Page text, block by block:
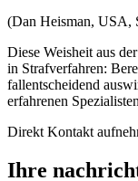
(Dan Heisman, USA,
Diese Weisheit aus
in Strafverfahren:
fallentscheidend
erfahrenen
Direkt Kontakt
Ihre